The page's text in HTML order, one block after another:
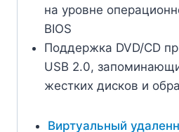
на уровне
BIOS
Поддержка DVD/CD
USB 2.0,
жестких дисков и
Виртуальный